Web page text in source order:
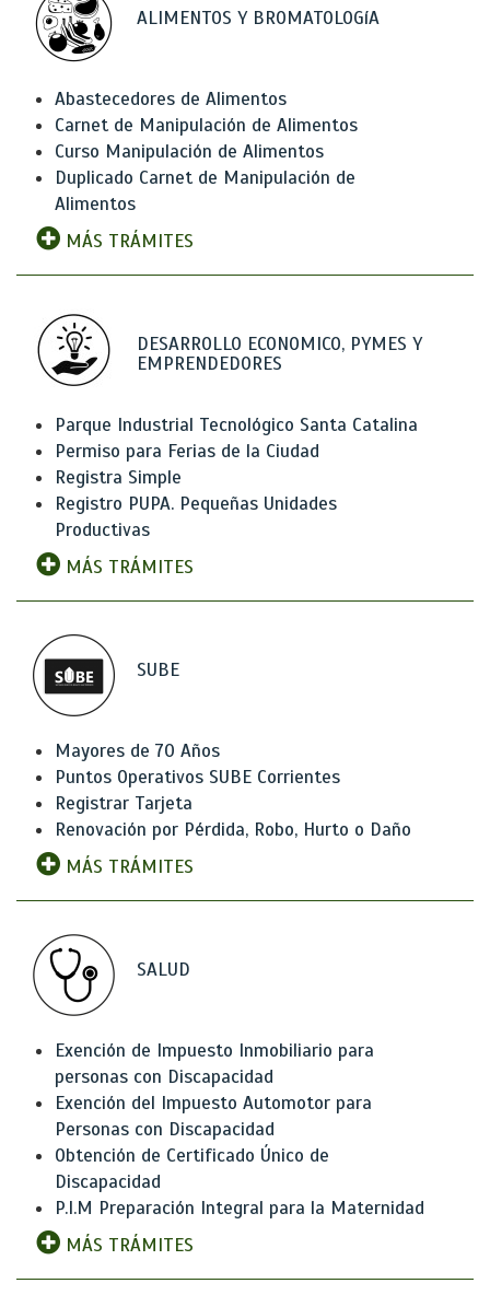
ALIMENTOS Y BROMATOLOGíA
Abastecedores de Alimentos
Carnet de Manipulación de Alimentos
Curso Manipulación de Alimentos
Duplicado Carnet de Manipulación de
Alimentos
MÁS TRÁMITES
DESARROLLO ECONOMICO, PYMES Y
EMPRENDEDORES
Parque Industrial Tecnológico Santa Catalina
Permiso para Ferias de la Ciudad
Registra Simple
Registro PUPA. Pequeñas Unidades
Productivas
MÁS TRÁMITES
SUBE
Mayores de 70 Años
Puntos Operativos SUBE Corrientes
Registrar Tarjeta
Renovación por Pérdida, Robo, Hurto o Daño
MÁS TRÁMITES
SALUD
Exención de Impuesto Inmobiliario para
personas con Discapacidad
Exención del Impuesto Automotor para
Personas con Discapacidad
Obtención de Certificado Único de
Discapacidad
P.I.M Preparación Integral para la Maternidad
MÁS TRÁMITES